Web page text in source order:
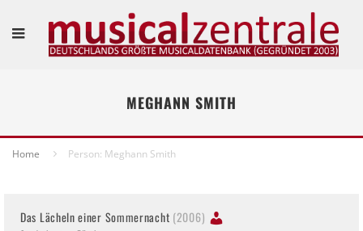
MEGHANN SMITH
Home Person: Meghann Smith
Das Lächeln einer Sommernacht (2006)